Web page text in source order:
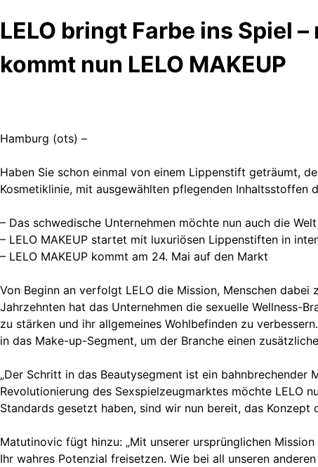
LELO bringt Farbe ins Spiel
kommt nun LELO MAKEUP
Hamburg (ots) –
Haben Sie schon einmal von einem Lippenstift geträumt,
Kosmetiklinie, mit ausgewählten pflegenden Inhaltsstoffen
– Das schwedische Unternehmen möchte nun auch die
– LELO MAKEUP startet mit luxuriösen Lippenstiften in
– LELO MAKEUP kommt am 24. Mai auf den Markt
Von Beginn an verfolgt LELO die Mission, Menschen
Jahrzehnten hat das Unternehmen die sexuelle Wellness-
zu stärken und ihr allgemeines Wohlbefinden zu
in das Make-up-Segment, um der Branche einen
„Der Schritt in das Beautysegment ist ein
Revolutionierung des Sexspielzeugmarktes möchte LELO
Standards gesetzt haben, sind wir nun bereit, das
Matutinovic fügt hinzu: „Mit unserer ursprünglichen
Ihr wahres Potenzial freisetzen. Wie bei all unseren